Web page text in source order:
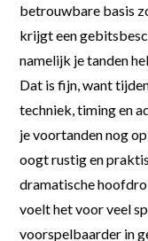
betrouwbare basis
krijgt een
namelijk je tanden
Dat is fijn, want
techniek, timing en
je voortanden nog
oogt rustig en
dramatische
voelt het voor veel
voorspelbaarder in